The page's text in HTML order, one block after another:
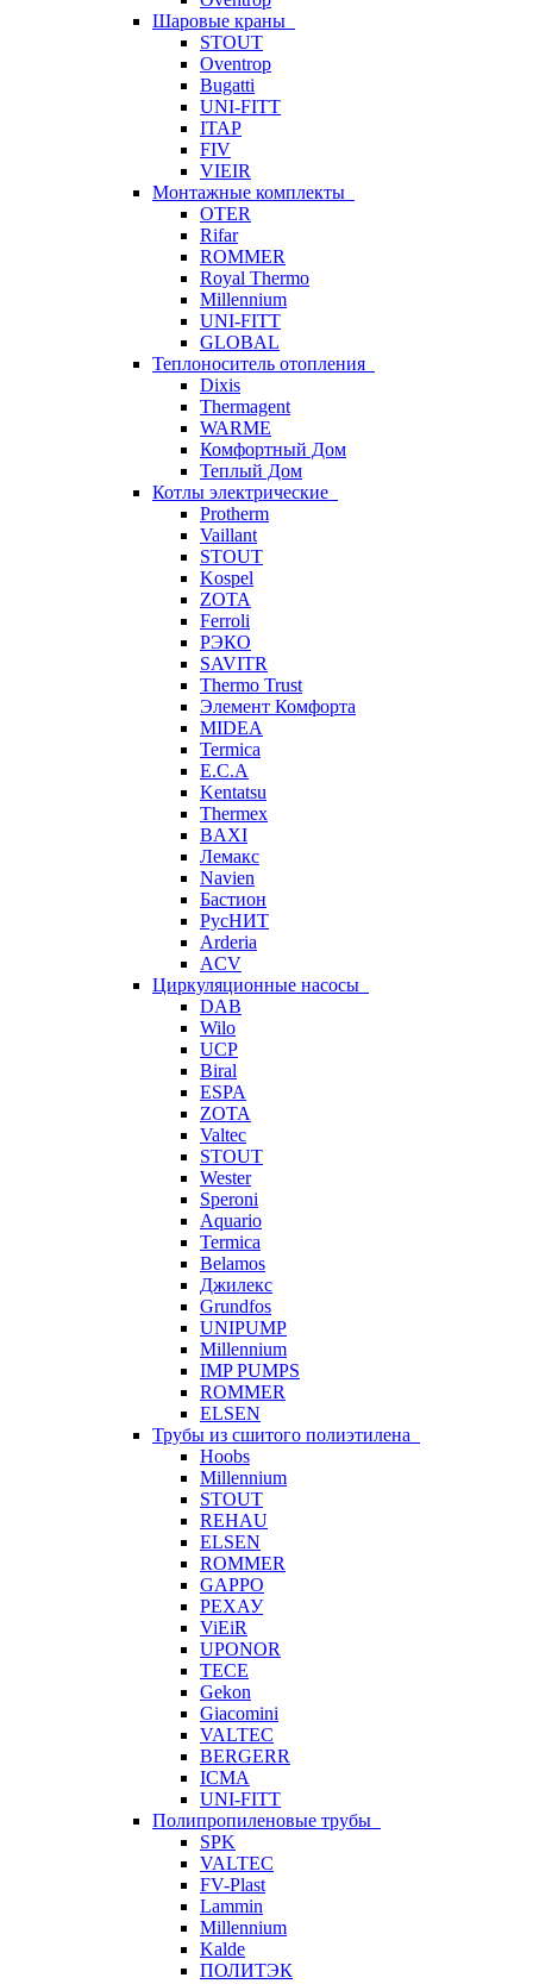
Шаровые краны
STOUT
Oventrop
Bugatti
UNI-FITT
ITAP
FIV
VIEIR
Монтажные комплекты
OTER
Rifar
ROMMER
Royal Thermo
Millennium
UNI-FITT
GLOBAL
Теплоноситель отопления
Dixis
Thermagent
WARME
Комфортный Дом
Теплый Дом
Котлы электрические
Protherm
Vaillant
STOUT
Kospel
ZOTA
Ferroli
РЭКО
SAVITR
Thermo Trust
Элемент Комфорта
MIDEA
Termica
E.C.A
Kentatsu
Thermex
BAXI
Лемакс
Navien
Бастион
РусНИТ
Arderia
ACV
Циркуляционные насосы
DAB
Wilo
UCP
Biral
ESPA
ZOTA
Valtec
STOUT
Wester
Speroni
Aquario
Termica
Belamos
Джилекс
Grundfos
UNIPUMP
Millennium
IMP PUMPS
ROMMER
ELSEN
Трубы из сшитого полиэтилена
Hoobs
Millennium
STOUT
REHAU
ELSEN
ROMMER
GAPPO
РЕХАУ
ViEiR
UPONOR
TECE
Gekon
Giacomini
VALTEC
BERGERR
ICMA
UNI-FITT
Полипропиленовые трубы
SPK
VALTEC
FV-Plast
Lammin
Millennium
Kalde
ПОЛИТЭК